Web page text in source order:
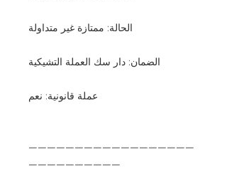
الحالة: ممتازة غير متداولة
الضمان: دار سك العملة التشيكية
عملة قانونية: نعم
——————————————————
——————————